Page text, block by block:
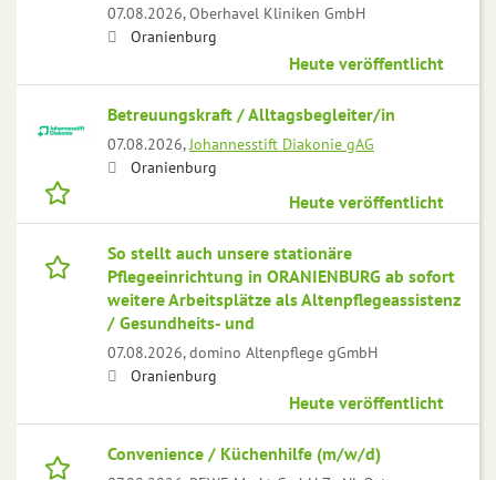
07.08.2026,Oberhavel Kliniken GmbH
Oranienburg
Heute veröffentlicht
Betreuungskraft / Alltagsbegleiter/in
07.08.2026,Johannesstift Diakonie gAG
Oranienburg
Heute veröffentlicht
So stellt auch unsere stationäre
Pflegeeinrichtung in ORANIENBURG ab sofort
weitere Arbeitsplätze als Altenpflegeassistenz
/ Gesundheits- und
07.08.2026,domino Altenpflege gGmbH
Oranienburg
Heute veröffentlicht
Convenience / Küchenhilfe (m/w/d)